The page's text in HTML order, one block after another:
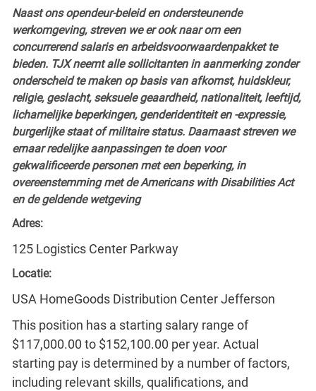
Naast ons opendeur-beleid en ondersteunende
werkomgeving, streven we er ook naar om een
concurrerend salaris en arbeidsvoorwaardenpakket te
bieden. TJX neemt alle sollicitanten in aanmerking zonder
onderscheid te maken op basis van afkomst, huidskleur,
religie, geslacht, seksuele geaardheid, nationaliteit, leeftijd,
lichamelijke beperkingen, genderidentiteit en -expressie,
burgerlijke staat of militaire status. Daarnaast streven we
ernaar redelijke aanpassingen te doen voor
gekwalificeerde personen met een beperking, in
overeenstemming met de Americans with Disabilities Act
en de geldende wetgeving
Adres:
125 Logistics Center Parkway
Locatie:
USA HomeGoods Distribution Center Jefferson
This position has a starting salary range of
$117,000.00 to $152,100.00 per year. Actual
starting pay is determined by a number of factors,
including relevant skills, qualifications, and